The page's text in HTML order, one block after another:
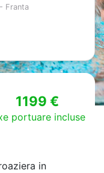
Franta
1199 €
portuare incluse
in